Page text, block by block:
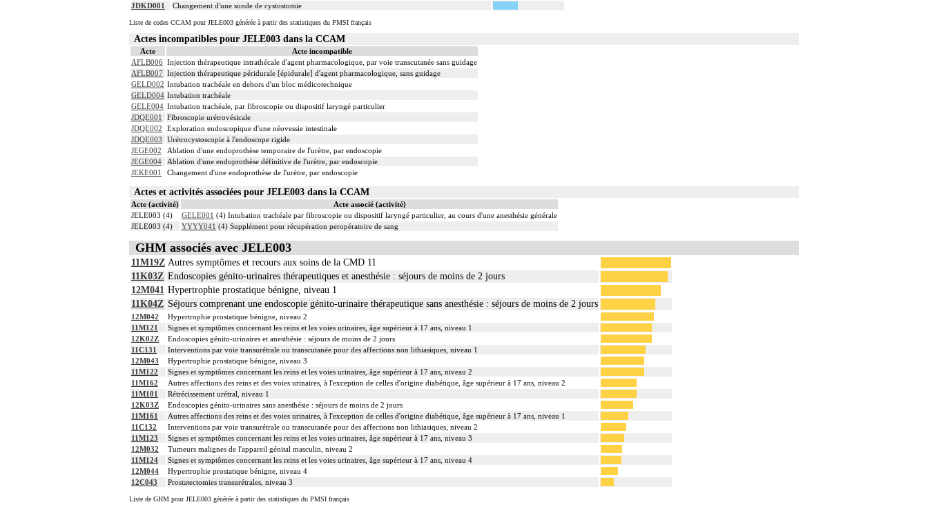
JDKD001
Changement d'une sonde de cystostomie
Liste de codes CCAM pour JELE003 générée à partir des statistiques du PMSI français
Actes incompatibles pour JELE003 dans la CCAM
Acte
Acte incompatible
AFLB006 Injection thérapeutique intrathécale d'agent pharmacologique, par voie transcutanée sans guidage
AFLB007 Injection thérapeutique péridurale [épidurale] d'agent pharmacologique, sans guidage
GELD002 Intubation trachéale en dehors d'un bloc médicotechnique
GELD004 Intubation trachéale
GELE004 Intubation trachéale, par fibroscopie ou dispositif laryngé particulier
JDQE001
Fibroscopie urétrovésicale
JDQE002
Exploration endoscopique d'une néovessie intestinale
JDQE003
Urétrocystoscopie à l'endoscope rigide
JEGE002
Ablation d'une endoprothèse temporaire de l'urètre, par endoscopie
JEGE004
Ablation d'une endoprothèse définitive de l'urètre, par endoscopie
JEKE001
Changement d'une endoprothèse de l'urètre, par endoscopie
Actes et activités associées pour JELE003 dans la CCAM
Acte (activité)
Acte associé (activité)
JELE003 (4)
GELE001 (4) Intubation trachéale par fibroscopie ou dispositif laryngé particulier, au cours d'une anesthésie générale
JELE003 (4)
YYYY041 (4) Supplément pour récupération peropératoire de sang
GHM associés avec JELE003
11M19Z Autres symptômes et recours aux soins de la CMD 11
11K03Z Endoscopies génito-urinaires thérapeutiques et anesthésie : séjours de moins de 2 jours
12M041 Hypertrophie prostatique bénigne, niveau 1
11K04Z Séjours comprenant une endoscopie génito-urinaire thérapeutique sans anesthésie : séjours de moins de 2 jours
12M042
Hypertrophie prostatique bénigne, niveau 2
11M121
Signes et symptômes concernant les reins et les voies urinaires, âge supérieur à 17 ans, niveau 1
12K02Z
Endoscopies génito-urinaires et anesthésie : séjours de moins de 2 jours
11C131
Interventions par voie transurétrale ou transcutanée pour des affections non lithiasiques, niveau 1
12M043
Hypertrophie prostatique bénigne, niveau 3
11M122
Signes et symptômes concernant les reins et les voies urinaires, âge supérieur à 17 ans, niveau 2
11M162
Autres affections des reins et des voies urinaires, à l'exception de celles d'origine diabétique, âge supérieur à 17 ans, niveau 2
11M101
Rétrécissement urétral, niveau 1
12K03Z
Endoscopies génito-urinaires sans anesthésie : séjours de moins de 2 jours
11M161
Autres affections des reins et des voies urinaires, à l'exception de celles d'origine diabétique, âge supérieur à 17 ans, niveau 1
11C132
Interventions par voie transurétrale ou transcutanée pour des affections non lithiasiques, niveau 2
11M123
Signes et symptômes concernant les reins et les voies urinaires, âge supérieur à 17 ans, niveau 3
12M032
Tumeurs malignes de l'appareil génital masculin, niveau 2
11M124
Signes et symptômes concernant les reins et les voies urinaires, âge supérieur à 17 ans, niveau 4
12M044
Hypertrophie prostatique bénigne, niveau 4
12C043
Prostatectomies transurétrales, niveau 3
Liste de GHM pour JELE003 générée à partir des statistiques du PMSI français